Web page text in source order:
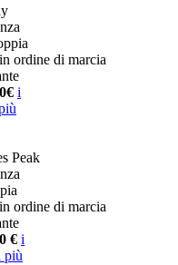
ordine di marcia
i
Peak
ordine di marcia
€ i
più